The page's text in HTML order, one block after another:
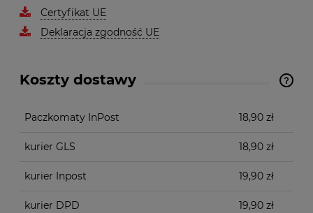
Certyfikat UE
Deklaracja zgodność UE
Koszty dostawy
Cena nie zawiera ewentualnych kosztów płatności
Paczkomaty InPost 18,90 zł
kurier GLS 18,90 zł
kurier Inpost 19,90 zł
kurier DPD 19,90 zł